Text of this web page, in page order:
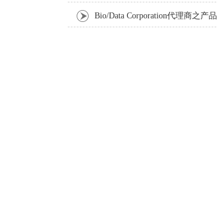
121，Fenestra HDVC动物CT造影剂
Bio/Data Corporation代理商之产品